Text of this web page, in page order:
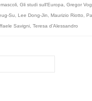
Latin Archive
Gli studi sull‘Europa Gregor
Su Lee Dong-Jin Maurizio Riotto
Savigni Teresa d’Alessandro